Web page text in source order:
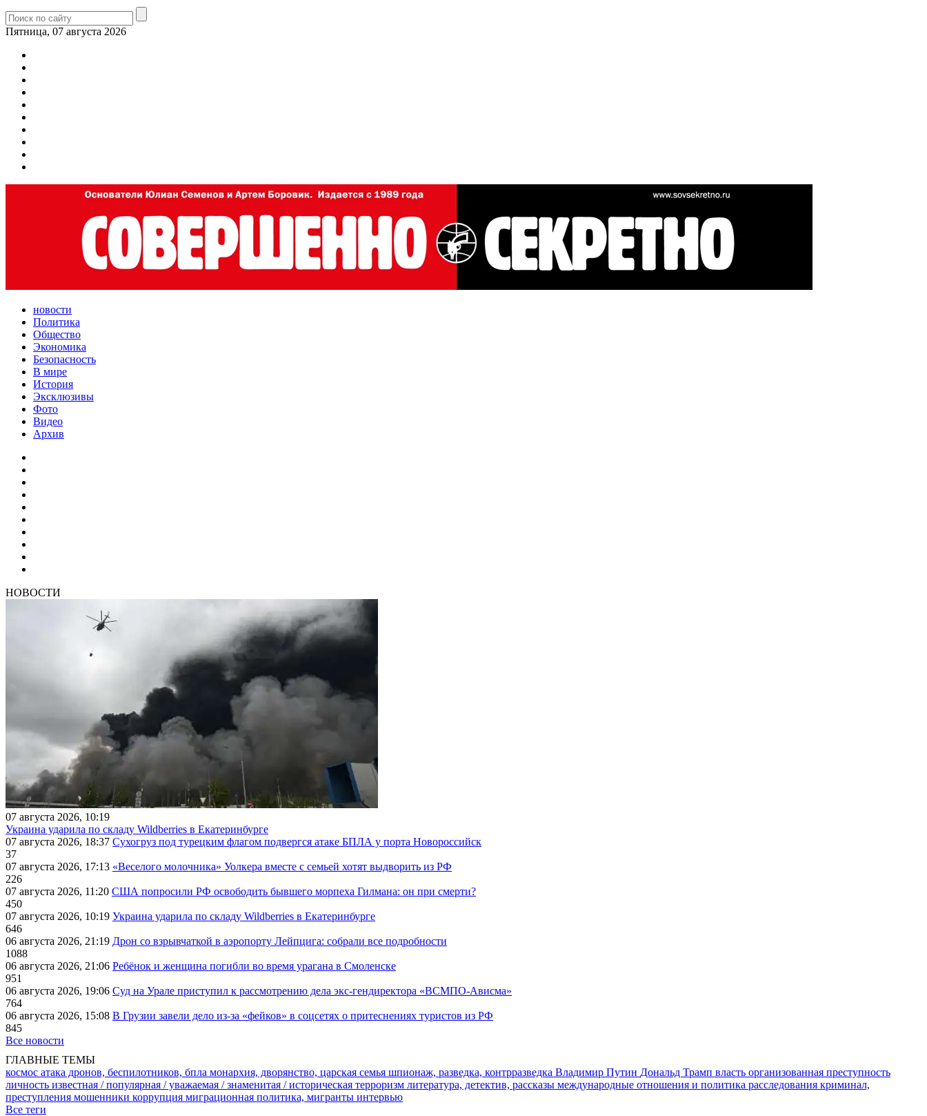
Пятница, 07 августа 2026
новости
Политика
Общество
Экономика
Безопасность
В мире
История
Эксклюзивы
Фото
Видео
Архив
НОВОСТИ
07 августа 2026, 10:19
Украина ударила по складу Wildberries в Екатеринбурге
07 августа 2026, 18:37 Сухогруз под турецким флагом подвергся атаке БПЛА у порта Новороссийск
37
07 августа 2026, 17:13 «Веселого молочника» Уолкера вместе с семьей хотят выдворить из РФ
226
07 августа 2026, 11:20 США попросили РФ освободить бывшего морпеха Гилмана: он при смерти?
450
07 августа 2026, 10:19 Украина ударила по складу Wildberries в Екатеринбурге
646
06 августа 2026, 21:19 Дрон со взрывчаткой в аэропорту Лейпцига: собрали все подробности
1088
06 августа 2026, 21:06 Ребёнок и женщина погибли во время урагана в Смоленске
951
06 августа 2026, 19:06 Суд на Урале приступил к рассмотрению дела экс-гендиректора «ВСМПО-Ависма»
764
06 августа 2026, 15:08 В Грузии завели дело из-за «фейков» в соцсетях о притеснениях туристов из РФ
845
Все новости
ГЛАВНЫЕ ТЕМЫ
космос атака дронов, беспилотников, бпла монархия, дворянство, царская семья шпионаж, разведка, контрразведка Владимир Путин Дональд Трамп власть организованная преступность
личность известная / популярная / уважаемая / знаменитая / историческая терроризм литература, детектив, рассказы международные отношения и политика расследования криминал,
преступления мошенники коррупция миграционная политика, мигранты интервью
Все теги